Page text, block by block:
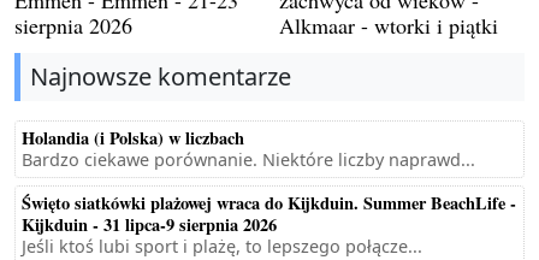
sierpnia 2026
Alkmaar - wtorki i piątki
Najnowsze komentarze
Holandia (i Polska) w liczbach
Bardzo ciekawe porównanie. Niektóre liczby naprawd...
Święto siatkówki plażowej wraca do Kijkduin. Summer BeachLife -
Kijkduin - 31 lipca-9 sierpnia 2026
Jeśli ktoś lubi sport i plażę, to lepszego połącze...